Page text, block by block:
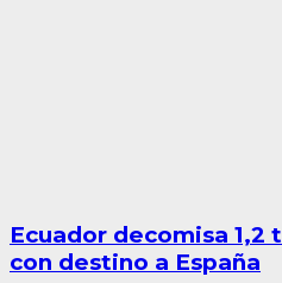
Ecuador decomisa 1,2
con destino a España